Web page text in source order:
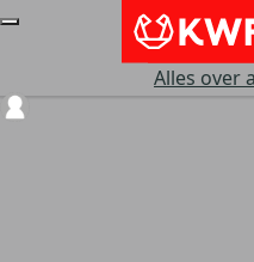
Alles over